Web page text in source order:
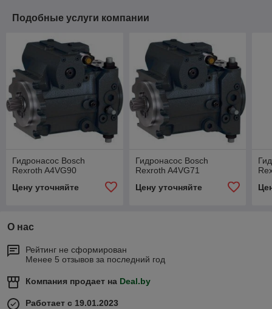
Подобные услуги компании
Гидронасос Bosch
Rexroth A4VG90
Цену уточняйте
Гидронасос Bosch
Rexroth A4VG71
Цену уточняйте
О нас
Рейтинг не сформирован
Менее 5 отзывов за последний год
Компания продает на Deal.by
Работает с 19.01.2023